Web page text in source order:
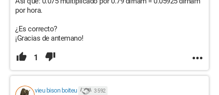
por hora.
¿Es correcto?
¡Gracias de antemano!
1
vieu bison boiteu 3 592